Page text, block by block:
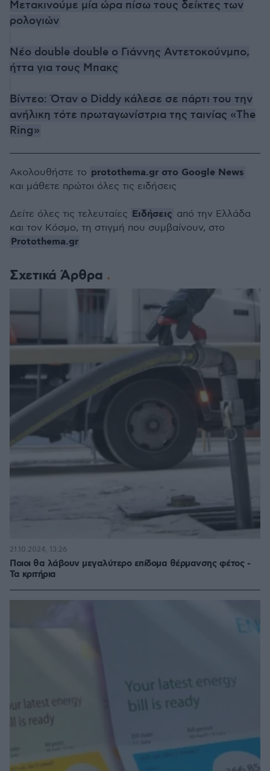
Μετακινούμε μία ώρα πίσω τους δείκτες των
ρολογιών
Νέο double double ο Γιάννης Αντετοκούνμπο,
ήττα για τους Μπακς
Βίντεο: Όταν ο Diddy κάλεσε σε πάρτι του την
ανήλικη τότε πρωταγωνίστρια της ταινίας «The
Ring»
Σχετικά Άρθρα
Ποιοι θα λάβουν μεγαλύτερο επίδομα θέρμανσης φέτος -
Τα κριτήρια
21.10.2024, 13:26
Ακολουθήστε το protothema.gr στο Google News
και μάθετε πρώτοι όλες τις ειδήσεις
Δείτε όλες τις τελευταίες Ειδήσεις από την Ελλάδα
και τον Κόσμο, τη στιγμή που συμβαίνουν, στο
Protothema.gr